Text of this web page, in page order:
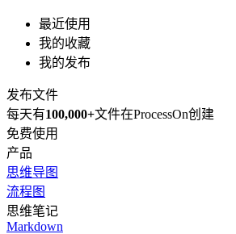
最近使用
我的收藏
我的发布
发布文件
每天有100,000+文件在ProcessOn创建
免费使用
产品
思维导图
流程图
思维笔记
Markdown